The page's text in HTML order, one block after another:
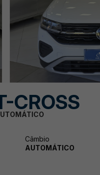
CROSS
Câmbio
AUTOMÁTICO